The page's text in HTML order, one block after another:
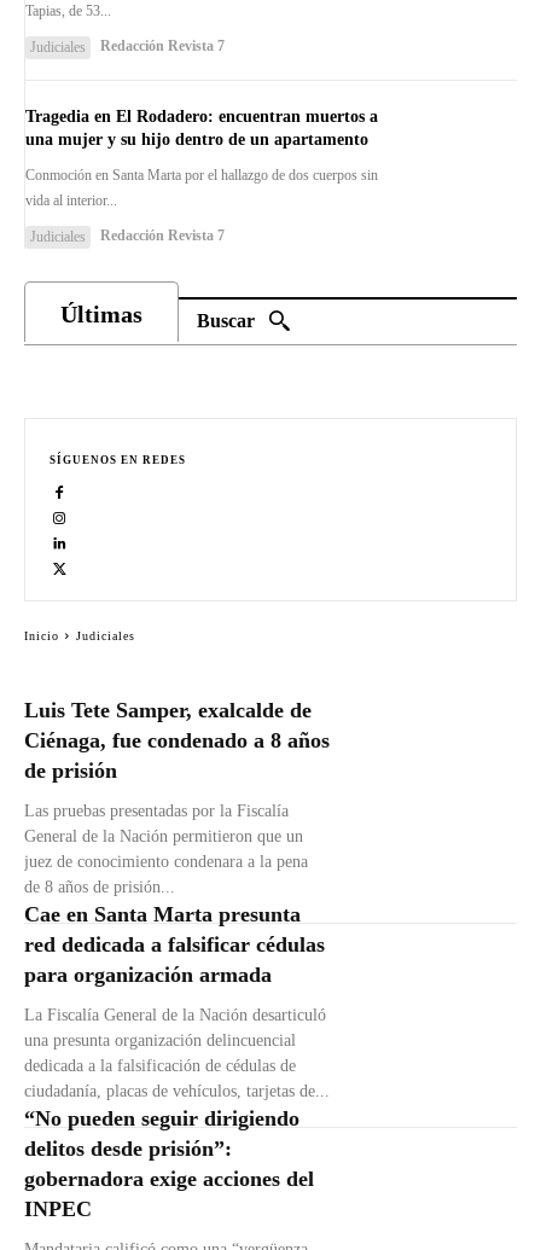
Tapias, de 53...
Judiciales Redacción Revista 7
Tragedia en El Rodadero: encuentran muertos a
una mujer y su hijo dentro de un apartamento
Conmoción en Santa Marta por el hallazgo de dos cuerpos sin
vida al interior...
Judiciales Redacción Revista 7
Últimas Buscar
Luis Tete Samper, exalcalde de
Ciénaga, fue condenado a 8 años
de prisión
Las pruebas presentadas por la Fiscalía
General de la Nación permitieron que un
juez de conocimiento condenara a la pena
de 8 años de prisión...
Cae en Santa Marta presunta
red dedicada a falsificar cédulas
para organización armada
La Fiscalía General de la Nación desarticuló
una presunta organización delincuencial
dedicada a la falsificación de cédulas de
ciudadanía, placas de vehículos, tarjetas de...
“No pueden seguir dirigiendo
delitos desde prisión”:
gobernadora exige acciones del
INPEC
SÍGUENOS EN REDES
Inicio Judiciales